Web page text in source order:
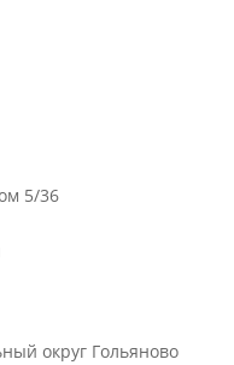
5/36
округ Гольяново